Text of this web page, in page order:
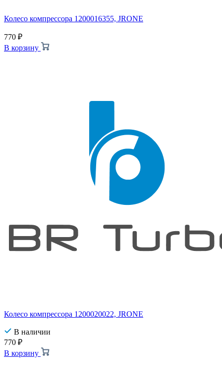
Колесо компрессора 1200016355, JRONE
770 ₽
В корзину
Колесо компрессора 1200020022, JRONE
В наличии
770 ₽
В корзину